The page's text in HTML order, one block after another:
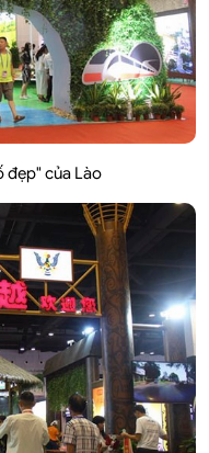
đẹp" của Lào